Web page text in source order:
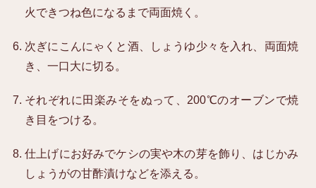
火できつね色になるまで両面焼く。
次ぎにこんにゃくと酒、しょうゆ少々を入れ、両面焼
き、一口大に切る。
それぞれに田楽みそをぬって、200℃のオーブンで焼
き目をつける。
仕上げにお好みでケシの実や木の芽を飾り、はじかみ
しょうがの甘酢漬けなどを添える。